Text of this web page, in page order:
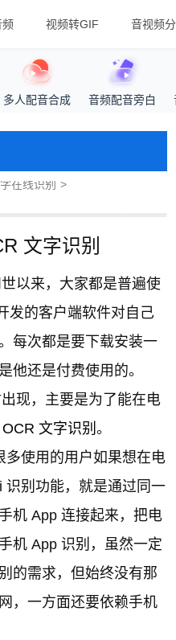
频 视频转GIF 音视频
多人配音合成 音频配音旁白
在线识别 >
文字识别
以来，大家都是普遍使
发的客户端软件对自己
每次都是要下载安装一
他还是付费使用的。
现，主要是为了能在电
OCR 文字识别。
多使用的用户如果想在电
识别功能，就是通过同一
机 App 连接起来，把电
机 App 识别，虽然一定
的需求，但始终没有那
，一方面还要依赖手机